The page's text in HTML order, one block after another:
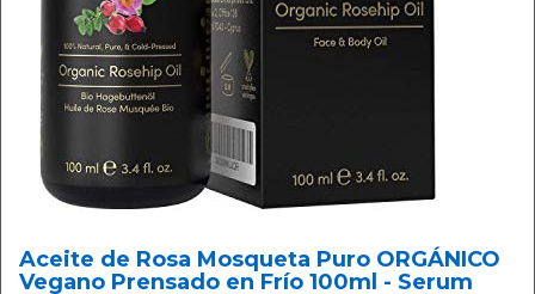
Aceite de Rosa Mosqueta Puro ORGÁNICO
Vegano Prensado en Frío 100ml - Serum